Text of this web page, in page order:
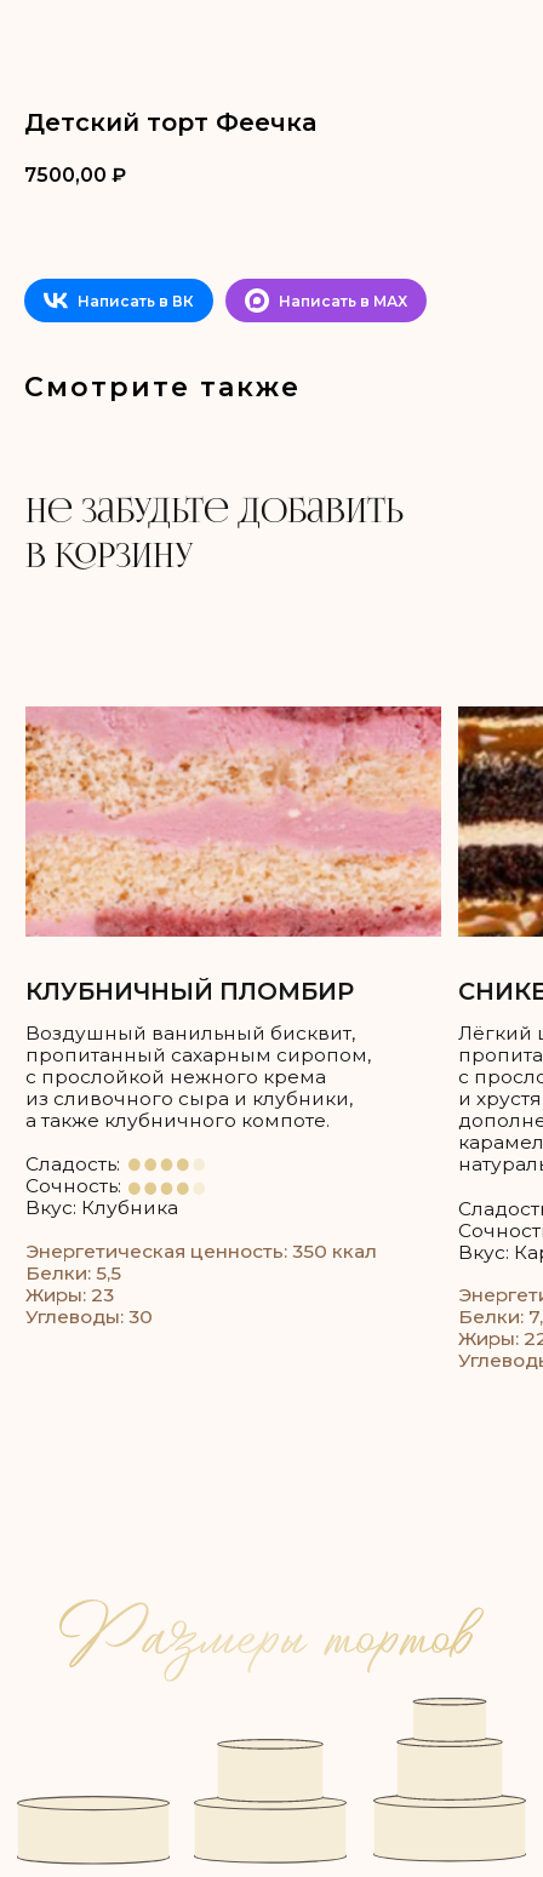
Детский торт Феечка
7500,00 ₽
Написать в ВК Написать в МАХ
Смотрите также
КЛУБНИЧНЫЙ ПЛОМБИР
Энергетическая ценность: 350 ккал
Белки: 5,5
Жиры: 23
Углеводы: 30
Энергетическая ценность:
Белки: 7,5
Жиры: 22
Углеводы: 30
Сладость:
Сочность:
Вкус: Карамель, арахис
Вкус: Клубника
Каждый ярус можно сделать разной
начинкой, можно одной — на ваше
усмотрение!